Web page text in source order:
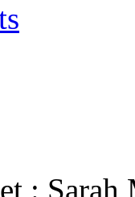
: Sarah